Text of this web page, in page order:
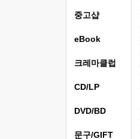
중고샵
eBook
크레마클럽
CD/LP
DVD/BD
문구/GIFT